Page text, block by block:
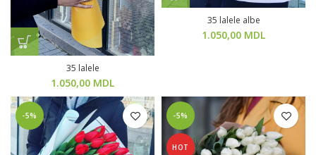
35 lalele
1.050,00 MDL
35 lalele albe
1.050,00 MDL
-5% -5%
HOT